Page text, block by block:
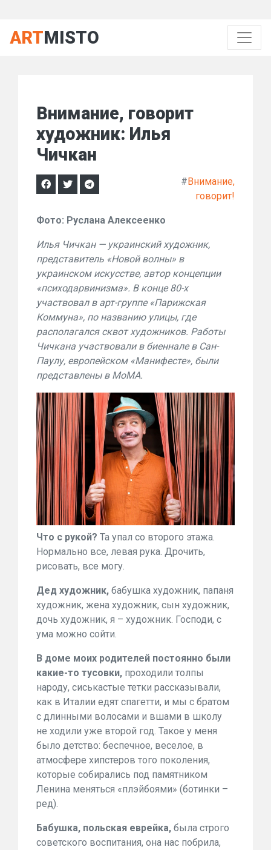
ARTMISTO
Внимание, говорит
художник: Илья
Чичкан
#Внимание,
говорит!
Фото: Руслана Алексеенко
Илья Чичкан — украинский художник,
представитель «Новой волны» в
украинском искусстве, автор концепции
«психодарвинизма». В конце 80-х
участвовал в арт-группе «Парижская
Коммуна», по названию улицы, где
располагался сквот художников. Работы
Чичкана участвовали в биеннале в Сан-
Паулу, европейском «Манифесте», были
представлены в MoMA.
Что с рукой? Та упал со второго этажа.
Нормально все, левая рука. Дрочить,
рисовать, все могу.
Дед художник, бабушка художник, папаня
художник, жена художник, сын художник,
дочь художник, я – художник. Господи, с
ума можно сойти.
В доме моих родителей постоянно были
какие-то тусовки, проходили толпы
народу, сиськастые тетки рассказывали,
как в Италии едят спагетти, и мы с братом
с длинными волосами и вшами в школу
не ходили уже второй год. Такое у меня
было детство: беспечное, веселое, в
атмосфере хипстеров того поколения,
которые собирались под памятником
Ленина меняться «плэйбоями» (ботинки –
ред).
Бабушка, польская еврейка, была строго
советского воспитания, она нас побрила,